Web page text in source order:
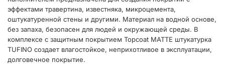
эффектами травертина, известняка, микроцемента,
оштукатуренной стены и другими. Материал на водной основе,
без запаха, безопасен для людей и окружающей среды. В
комплексе с защитным покрытием Topcoat MATTE штукатурка
TUFINO создает влагостойкое, неприхотливое в эксплуатации,
долговечное покрытие.